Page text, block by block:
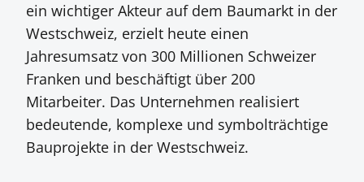
ein wichtiger Akteur auf dem Baumarkt in der
Westschweiz, erzielt heute einen
Jahresumsatz von 300 Millionen Schweizer
Franken und beschäftigt über 200
Mitarbeiter. Das Unternehmen realisiert
bedeutende, komplexe und symbolträchtige
Bauprojekte in der Westschweiz.